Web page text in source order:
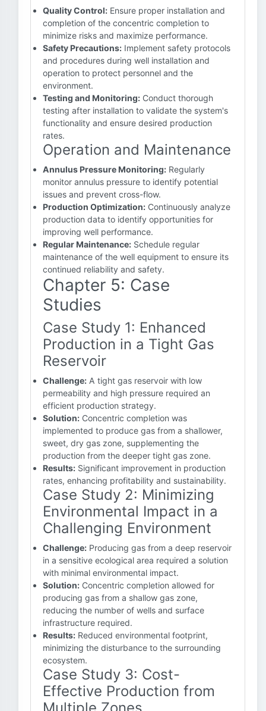
Quality Control: Ensure proper installation and
completion of the concentric completion to
minimize risks and maximize performance.
Safety Precautions: Implement safety protocols
and procedures during well installation and
operation to protect personnel and the
environment.
Testing and Monitoring: Conduct thorough
testing after installation to validate the system's
functionality and ensure desired production
rates.
Operation and Maintenance
Annulus Pressure Monitoring: Regularly
monitor annulus pressure to identify potential
issues and prevent cross-flow.
Production Optimization: Continuously analyze
production data to identify opportunities for
improving well performance.
Regular Maintenance: Schedule regular
maintenance of the well equipment to ensure its
continued reliability and safety.
Chapter 5: Case
Studies
Case Study 1: Enhanced
Production in a Tight Gas
Reservoir
Challenge: A tight gas reservoir with low
permeability and high pressure required an
efficient production strategy.
Solution: Concentric completion was
implemented to produce gas from a shallower,
sweet, dry gas zone, supplementing the
production from the deeper tight gas zone.
Results: Significant improvement in production
rates, enhancing profitability and sustainability.
Case Study 2: Minimizing
Environmental Impact in a
Challenging Environment
Challenge: Producing gas from a deep reservoir
in a sensitive ecological area required a solution
with minimal environmental impact.
Solution: Concentric completion allowed for
producing gas from a shallow gas zone,
reducing the number of wells and surface
infrastructure required.
Results: Reduced environmental footprint,
minimizing the disturbance to the surrounding
ecosystem.
Case Study 3: Cost-
Effective Production from